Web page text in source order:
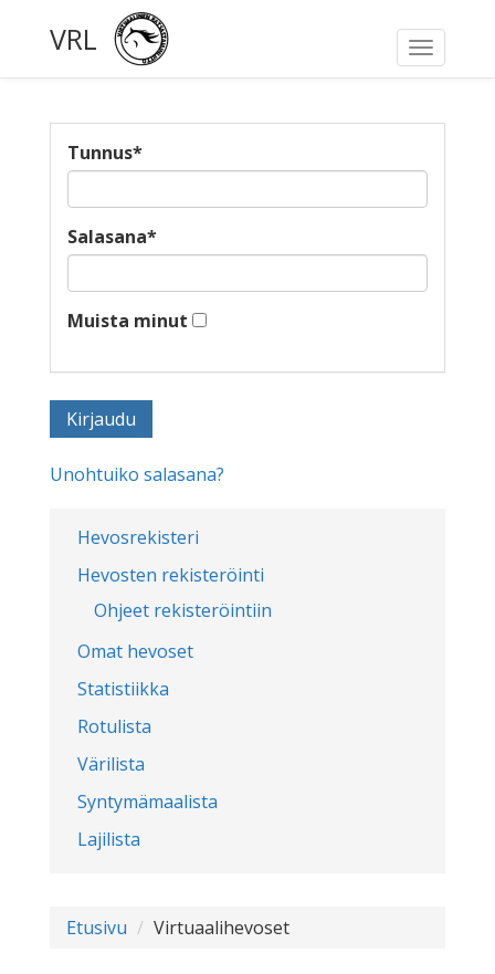
Toggle
VRL
Hevosrekisteri
Hevosten rekisteröinti
Ohjeet rekisteröintiin
Omat hevoset
Statistiikka
Rotulista
Värilista
Syntymämaalista
Lajilista
Tunnus*
Salasana*
Muista minut
Unohtuiko salasana?
Etusivu Virtuaalihevoset